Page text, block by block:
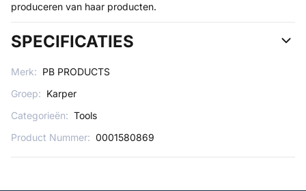
produceren van haar producten.
SPECIFICATIES
Merk: PB PRODUCTS
Groep: Karper
Categorieën: Tools
Product Nummer: 0001580869